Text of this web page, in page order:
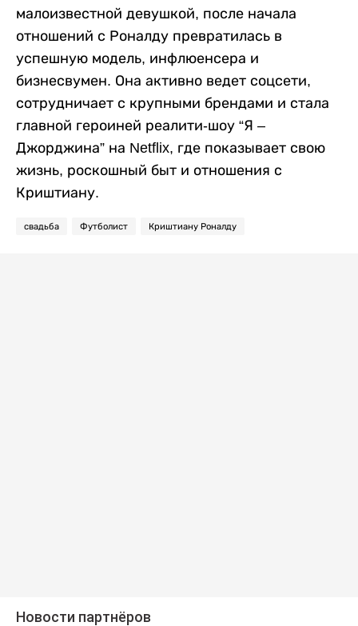
малоизвестной девушкой, после начала
отношений с Роналду превратилась в
успешную модель, инфлюенсера и
бизнесвумен. Она активно ведет соцсети,
сотрудничает с крупными брендами и стала
главной героиней реалити-шоу “Я –
Джорджина” на Netflix, где показывает свою
жизнь, роскошный быт и отношения с
Криштиану.
свадьба Футболист Криштиану Роналду